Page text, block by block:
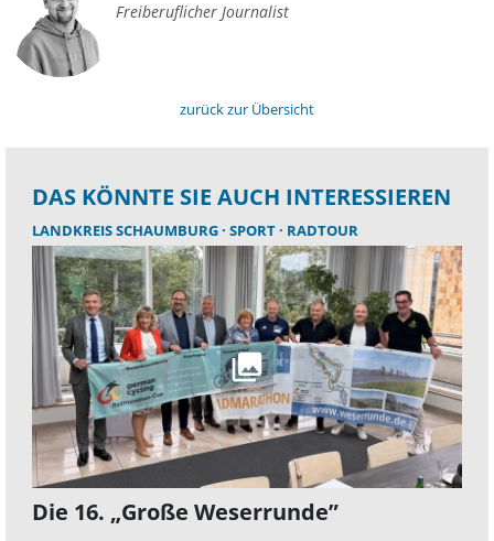
Freiberuflicher Journalist
zurück zur Übersicht
DAS KÖNNTE SIE AUCH INTERESSIEREN
LANDKREIS SCHAUMBURG SPORT RADTOUR
Die 16. „Große Weserrunde”